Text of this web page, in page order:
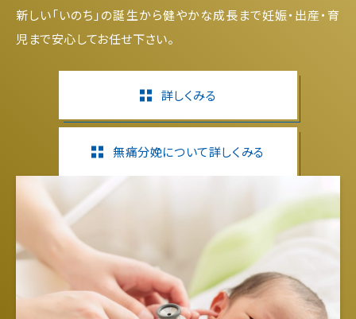
新しい「いのち」の誕生から健やかな成長まで妊娠・出産・育
児まで安心してお任せ下さい。
詳しくみる
無痛分娩について詳しくみる